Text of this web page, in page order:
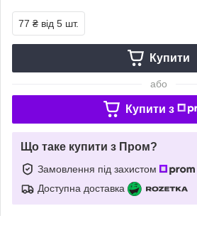
77 ₴ від 5 шт.
Купити
або
Купити з
Що таке купити з Пром?
Замовлення під захистом
Доступна доставка